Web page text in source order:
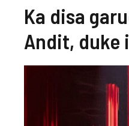
Ka disa
Andit, duke